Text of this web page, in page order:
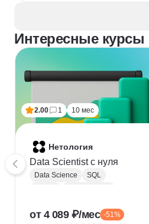
Интересные курсы
2.00 1 10 мес
Нетология
Data Scientist с нуля
Data Science
SQL
Парсинг
Keras
от 4 089 ₽/мес -51%